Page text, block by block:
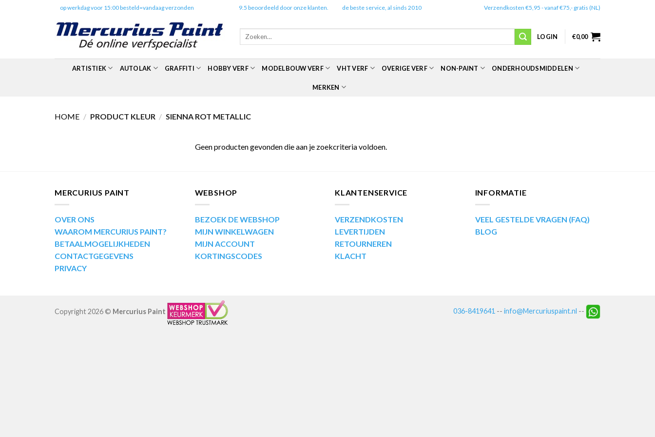
op werkdag voor 15:00 besteld=vandaag verzonden 9.5 beoordeeld door onze klanten. de beste service, al sinds 2010 Verzendkosten €5,95 - vanaf €75,- gratis (NL)
Zoeken
LOGIN €0,00
ARTISTIEK AUTOLAK GRAFFITI HOBBY VERF MODELBOUW VERF VHT VERF OVERIGE VERF NON-PAINT ONDERHOUDSMIDDELEN
MERKEN
HOME / PRODUCT KLEUR / SIENNA ROT METALLIC
Geen producten gevonden die aan je zoekcriteria voldoen.
MERCURIUS PAINT
OVER ONS
WAAROM MERCURIUS PAINT?
BETAALMOGELIJKHEDEN
CONTACTGEGEVENS
PRIVACY
WEBSHOP
BEZOEK DE WEBSHOP
MIJN WINKELWAGEN
MIJN ACCOUNT
KORTINGSCODES
KLANTENSERVICE
VERZENDKOSTEN
LEVERTIJDEN
RETOURNEREN
KLACHT
INFORMATIE
VEEL GESTELDE VRAGEN (FAQ)
BLOG
036-8419641 -- info@Mercuriuspaint.nl --
Copyright 2026 © Mercurius Paint